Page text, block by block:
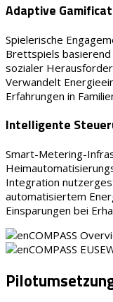
Adaptive
Spielerische
Brettspiels
sozialer
Verwandelt
Erfahrungen in
Intelligente
Smart-Metering-
Integration
automatisiertem
Einsparungen bei